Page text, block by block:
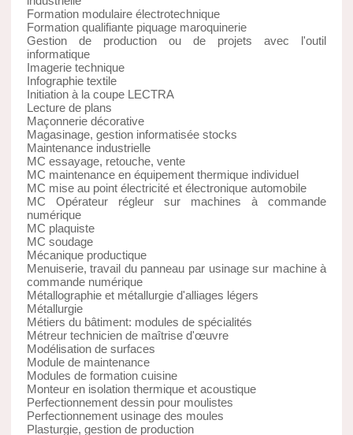
Formation modulaire électrotechnique
Formation qualifiante piquage maroquinerie
Gestion de production ou de projets avec l'outil
informatique
Imagerie technique
Infographie textile
Initiation à la coupe LECTRA
Lecture de plans
Maçonnerie décorative
Magasinage, gestion informatisée stocks
Maintenance industrielle
MC essayage, retouche, vente
MC maintenance en équipement thermique individuel
MC mise au point électricité et électronique automobile
MC Opérateur régleur sur machines à commande
numérique
MC plaquiste
MC soudage
Mécanique productique
Menuiserie, travail du panneau par usinage sur machine à
commande numérique
Métallographie et métallurgie d'alliages légers
Métallurgie
Métiers du bâtiment: modules de spécialités
Métreur technicien de maîtrise d'œuvre
Modélisation de surfaces
Module de maintenance
Modules de formation cuisine
Monteur en isolation thermique et acoustique
Perfectionnement dessin pour moulistes
Perfectionnement usinage des moules
Plasturgie, gestion de production